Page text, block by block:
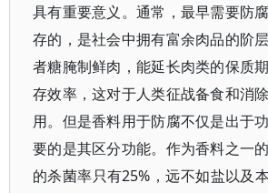
具有重要意义。通常，最早需要防
存的，是社会中拥有富余肉品的阶
者糖腌制鲜肉，能延长肉类的保质
存效率，这对于人类征战备食和消
用。但是香料用于防腐不仅是出于
要的是其区分功能。作为香料之一
的杀菌率只有25%，远不如盐以及